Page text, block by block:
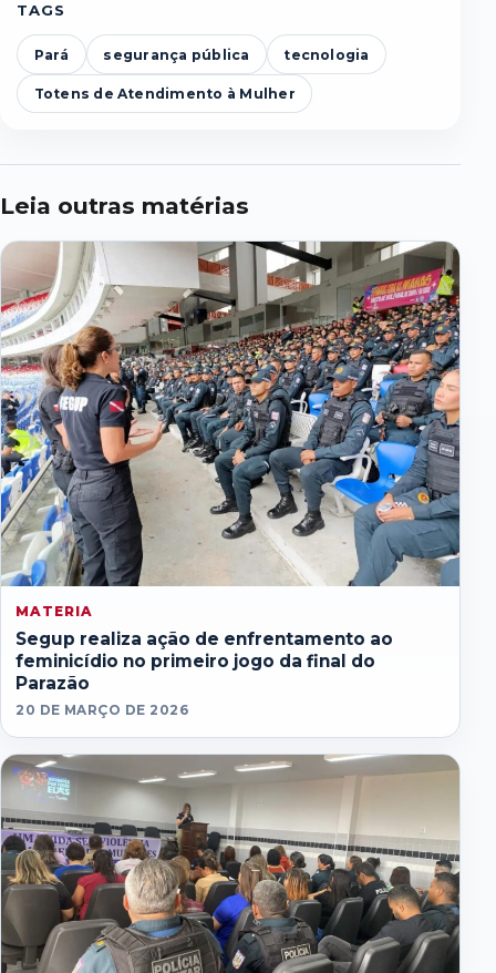
TAGS
Pará segurança pública tecnologia
Totens de Atendimento à Mulher
Leia outras matérias
MATERIA
Segup realiza ação de enfrentamento ao
feminicídio no primeiro jogo da final do
Parazão
20 DE MARÇO DE 2026